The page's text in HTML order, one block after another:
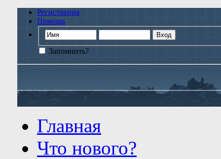
Регистрация
Помощь
Запомнить?
Главная
Что нового?